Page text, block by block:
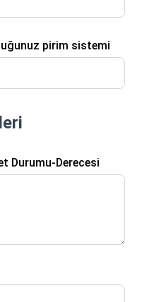
pirim sistemi
Durumu-Derecesi